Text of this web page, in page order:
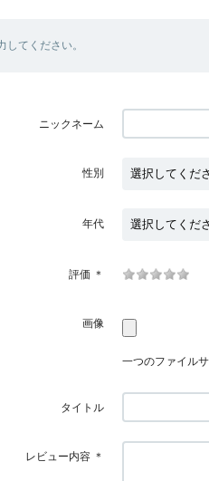
してください。
ニックネーム
性別
年代
評価 ＊
画像
一つのファイル
タイトル
レビュー内容 ＊